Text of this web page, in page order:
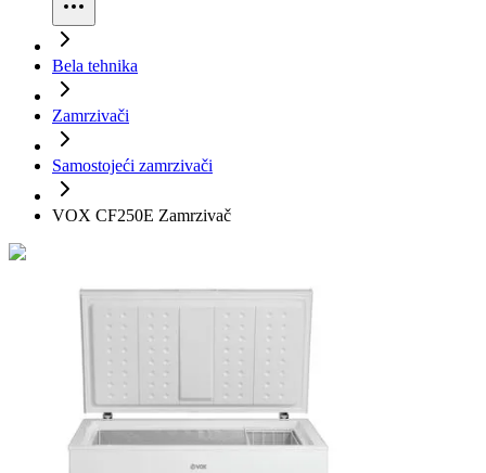
Bela tehnika
Zamrzivači
Samostojeći zamrzivači
VOX CF250E Zamrzivač